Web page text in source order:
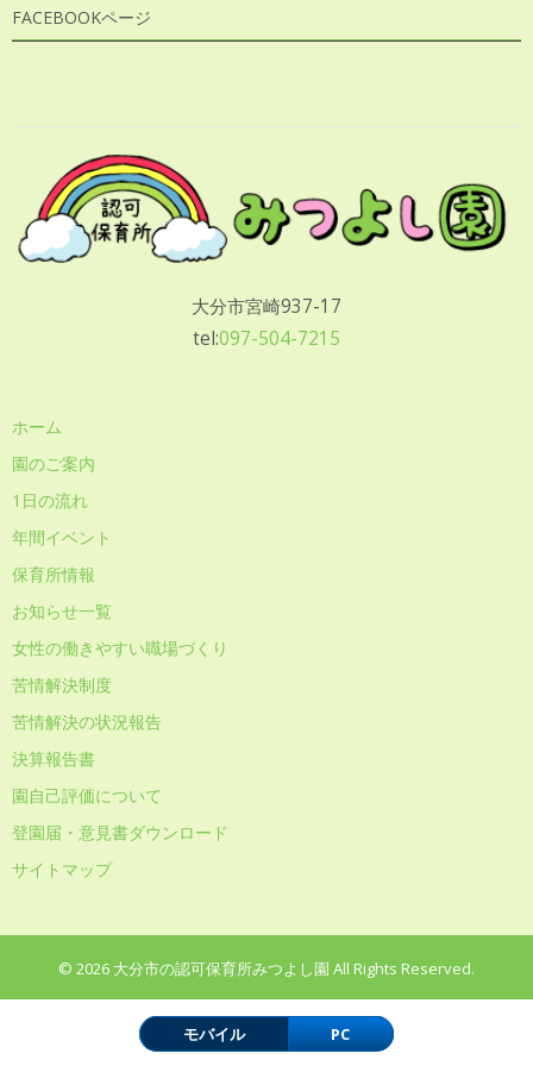
FACEBOOKページ
大分市宮崎937-17
tel:097-504-7215
ホーム
園のご案内
1日の流れ
年間イベント
保育所情報
お知らせ一覧
女性の働きやすい職場づくり
苦情解決制度
苦情解決の状況報告
決算報告書
園自己評価について
登園届・意見書ダウンロード
サイトマップ
© 2026 大分市の認可保育所みつよし園 All Rights Reserved.
モバイル PC